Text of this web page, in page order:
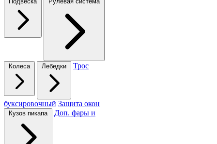
Колеса Лебедки Трос
буксировочный Защита окон
Кузов пикапа Доп. фары и